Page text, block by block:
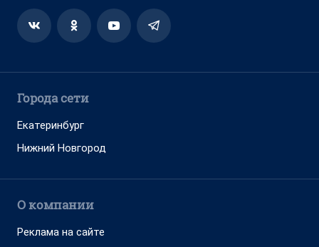
Города сети
Екатеринбург
Нижний Новгород
О компании
Реклама на сайте